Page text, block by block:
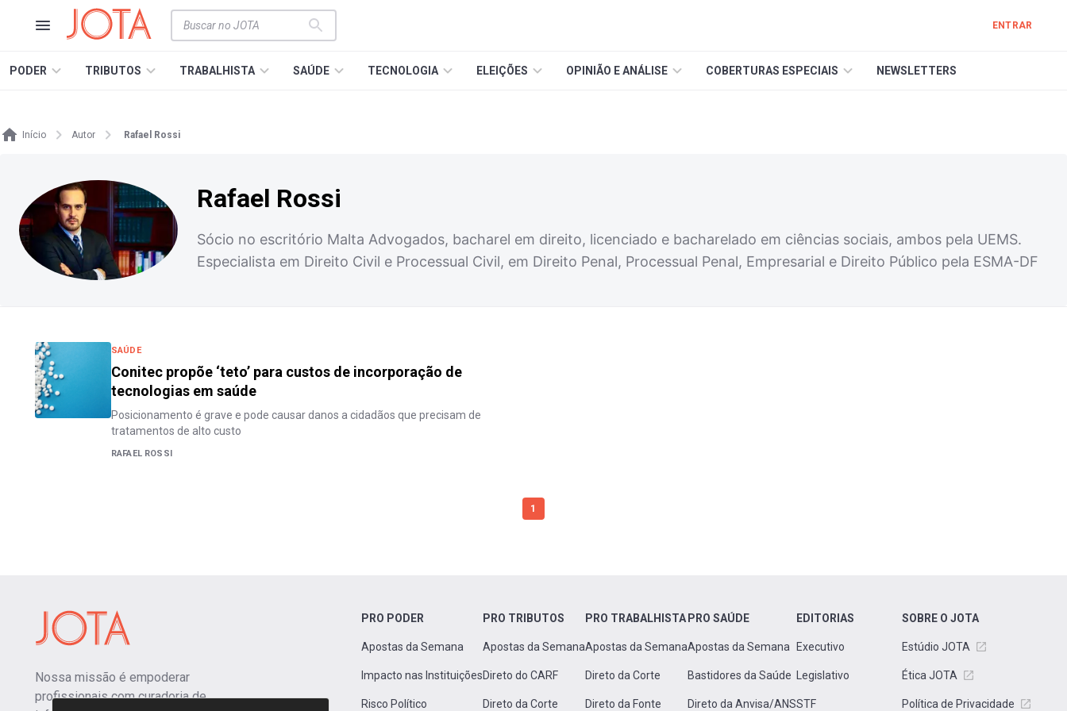
ENTRAR
PODER TRIBUTOS TRABALHISTA SAÚDE TECNOLOGIA ELEIÇÕES OPINIÃO E ANÁLISE COBERTURAS ESPECIAIS NEWSLETTERS
Início Autor Rafael Rossi
Rafael Rossi
Sócio no escritório Malta Advogados, bacharel em direito, licenciado e bacharelado em ciências sociais, ambos pela UEMS.
Especialista em Direito Civil e Processual Civil, em Direito Penal, Processual Penal, Empresarial e Direito Público pela ESMA-DF
SAÚDE
Conitec propõe ‘teto’ para custos de incorporação de
tecnologias em saúde
Posicionamento é grave e pode causar danos a cidadãos que precisam de
tratamentos de alto custo
RAFAEL ROSSI
1
Nossa missão é empoderar
profissionais com curadoria de
PRO PODER
Apostas da Semana
Impacto nas Instituições
Risco Político
PRO TRIBUTOS
Apostas da Semana
Direto do CARF
Direto da Corte
PRO TRABALHISTA
Apostas da Semana
Direto da Corte
Direto da Fonte
PRO SAÚDE
Apostas da Semana
Bastidores da Saúde
Direto da Anvisa/ANS
EDITORIAS
Executivo
Legislativo
STF
SOBRE O JOTA
Estúdio JOTA
Ética JOTA
Política de Privacidade